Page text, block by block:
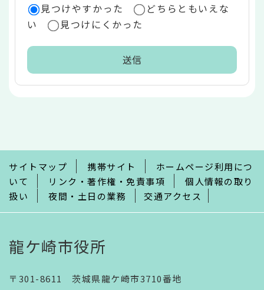
見つけやすかった
どちらともいえな
い
見つけにくかった
で
サイトマップ 携帯サイト
ホームページ利用につ
いて
リンク・著作権・免責事項
個人情報の取り
扱い
夜間・土日の業務 交通アクセス
龍ケ崎市役所
〒301-8611 茨城県龍ケ崎市3710番地